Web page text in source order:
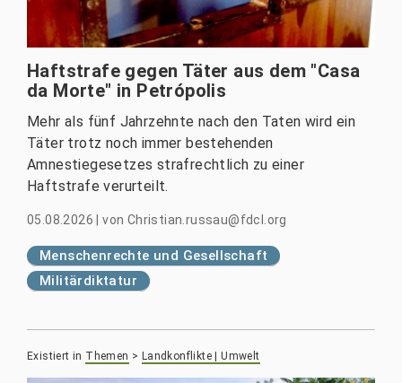
Haftstrafe gegen Täter aus dem "Casa
da Morte" in Petrópolis
Mehr als fünf Jahrzehnte nach den Taten wird ein
Täter trotz noch immer bestehenden
Amnestiegesetzes strafrechtlich zu einer
Haftstrafe verurteilt.
05.08.2026 |von Christian.russau@fdcl.org
Menschenrechte und Gesellschaft
Militärdiktatur
Existiert in Themen > Landkonflikte | Umwelt